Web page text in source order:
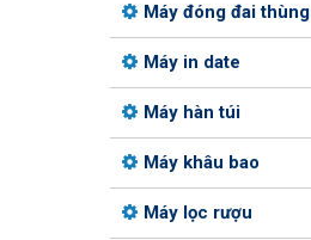
Máy đóng đai thùng
Máy in date
Máy hàn túi
Máy khâu bao
Máy lọc rượu